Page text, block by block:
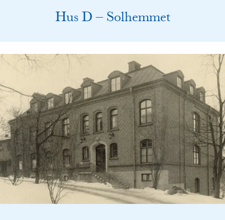
Hus D – Solhemmet